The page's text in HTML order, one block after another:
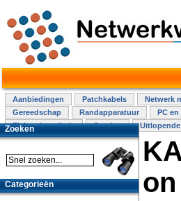
Aanbiedingen Patchkabels Netwerk
Gereedschap
Randapparatuur PC en
Elektra installatie
Overige
Zoeken
Categorieën